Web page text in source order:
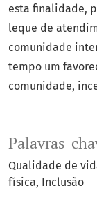
Palavras-
Qualidade de
física Inclusão
esta finalidade,
leque de
comunidade
tempo um
comunidade,